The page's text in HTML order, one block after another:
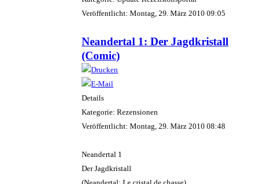
Veröffentlicht: Montag, 29. März 2010 09:05
Neandertal 1: Der Jagdkristall
(Comic)
Details
Kategorie: Rezensionen
Veröffentlicht: Montag, 29. März 2010 08:48
Neandertal 1
Der Jagdkristall